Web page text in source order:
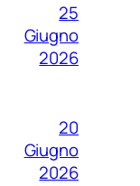
25
Giugno
2026
20
Giugno
2026